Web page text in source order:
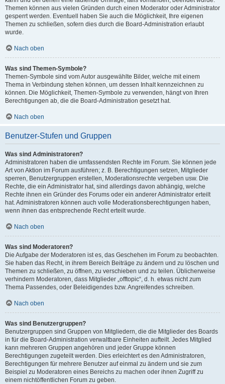
Themen können aus vielen Gründen durch einen Moderator oder Administrator
gesperrt werden. Eventuell haben Sie auch die Möglichkeit, Ihre eigenen
Themen zu schließen, sofern dies durch die Board-Administration erlaubt
wurde.
Nach oben
Was sind Themen-Symbole?
Themen-Symbole sind vom Autor ausgewählte Bilder, welche mit einem
Thema in Verbindung stehen können, um dessen Inhalt kennzeichnen zu
können. Die Möglichkeit, Themen-Symbole zu verwenden, hängt von Ihren
Berechtigungen ab, die die Board-Administration gesetzt hat.
Nach oben
Benutzer-Stufen und Gruppen
Was sind Administratoren?
Administratoren haben die umfassendsten Rechte im Forum. Sie können jede
Art von Aktion im Forum ausführen; z. B. Berechtigungen setzen, Mitglieder
sperren, Benutzergruppen erstellen, Moderationsrechte vergeben usw. Die
Rechte, die ein Administrator hat, sind allerdings davon abhängig, welche
Rechte ihnen ein Gründer des Forums oder ein anderer Administrator erteilt
hat. Administratoren können auch volle Moderationsberechtigungen haben,
wenn ihnen das entsprechende Recht erteilt wurde.
Nach oben
Was sind Moderatoren?
Die Aufgabe der Moderatoren ist es, das Geschehen im Forum zu beobachten.
Sie haben das Recht, in ihrem Bereich Beiträge zu ändern und zu löschen und
Themen zu schließen, zu öffnen, zu verschieben und zu teilen. Üblicherweise
verhindern Moderatoren, dass Mitglieder „offtopic“, d. h. etwas nicht zum
Thema Passendes, oder Beleidigendes bzw. Angreifendes schreiben.
Nach oben
Was sind Benutzergruppen?
Benutzergruppen sind Gruppen von Mitgliedern, die die Mitglieder des Boards
in für die Board-Administration verwaltbare Einheiten aufteilt. Jedes Mitglied
kann mehreren Gruppen angehören und jeder Gruppe können
Berechtigungen zugeteilt werden. Dies erleichtert es den Administratoren,
Berechtigungen für mehrere Benutzer auf einmal zu ändern und sie zum
Beispiel zu Moderatoren eines Bereichs zu machen oder ihnen Zugriff zu
einem nichtöffentlichen Forum zu geben.